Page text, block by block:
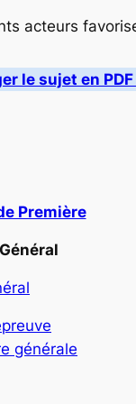
acteurs
le sujet en PDF
Première
générale